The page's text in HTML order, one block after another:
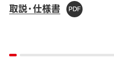
取説・仕様書